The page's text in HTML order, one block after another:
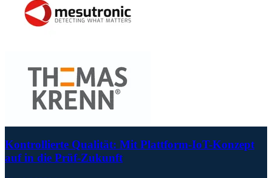
Kontrollierte Qualität: Mit Plattform-IoT-Konzept
auf in die Prüf-Zukunft